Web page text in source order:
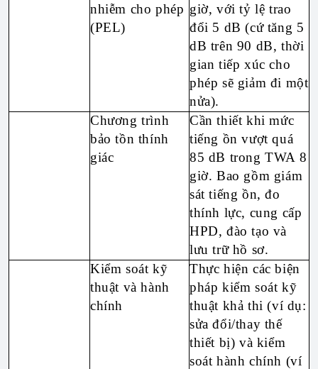
nhiễm cho phép
(PEL)
giờ, với tỷ lệ trao
đổi 5 dB (cứ tăng 5
dB trên 90 dB, thời
gian tiếp xúc cho
phép sẽ giảm đi một
nửa).
Chương trình
bảo tồn thính
giác
Cần thiết khi mức
tiếng ồn vượt quá
85 dB trong TWA 8
giờ. Bao gồm giám
sát tiếng ồn, đo
thính lực, cung cấp
HPD, đào tạo và
lưu trữ hồ sơ.
Kiểm soát kỹ
thuật và hành
chính
Thực hiện các biện
pháp kiểm soát kỹ
thuật khả thi (ví dụ:
sửa đổi/thay thế
thiết bị) và kiểm
soát hành chính (ví